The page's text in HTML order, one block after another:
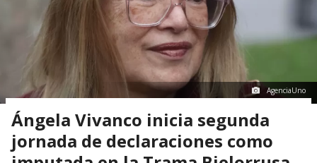
AgenciaUno
Ángela Vivanco inicia segunda
jornada de declaraciones como